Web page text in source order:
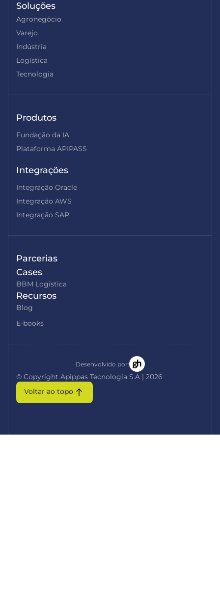
Soluções
Agronegócio
Varejo
Indústria
Logística
Tecnologia
Produtos
Fundação da IA
Plataforma APIPASS
Integrações
Integração Oracle
Integração AWS
Integração SAP
Parcerias
Cases
BBM Logistica
Recursos
Blog
E-books
Desenvolvido por:
© Copyright Apippas Tecnologia S.A | 2026
Voltar ao topo